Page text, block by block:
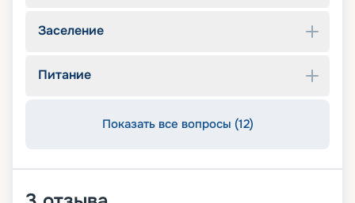
Заселение
Питание
Показать все вопросы (12)